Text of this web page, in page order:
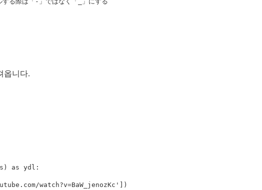
옵니다.
) as ydl :
watch?v=BaW_jenozKc' ])